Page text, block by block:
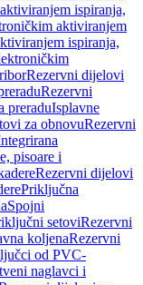
ispiranja,
aktiviranjem
ispiranja,
Rezervni dijelovi
Rezervni
preraduIsplavne
za obnovuRezervni
pisoare i
Rezervni dijelovi
Priključna
Spojni
setoviRezervni
koljenaRezervni
od PVC-
naglavci i